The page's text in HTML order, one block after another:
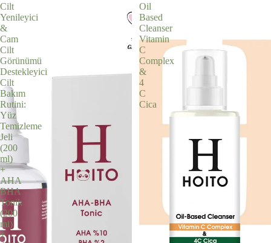
Cilt
Yenileyici
&
Cam
Cilt
Görünümü
Destekleyici
Cilt
Bakım
Rutini:
Yüz
Temizleme
Jeli
(200
ml)
+
AHA
BHA
Tonik
(200
ml)
+
Oil
Based
Cleanser
Vitamin
C
Complex
&
4
C
Cica